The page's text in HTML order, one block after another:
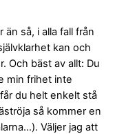
så, i alla fall från
kan och
Och bäst av allt: Du
min frihet inte
du helt enkelt stå
så kommer en
Väljer jag att